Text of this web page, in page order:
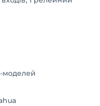
моделей